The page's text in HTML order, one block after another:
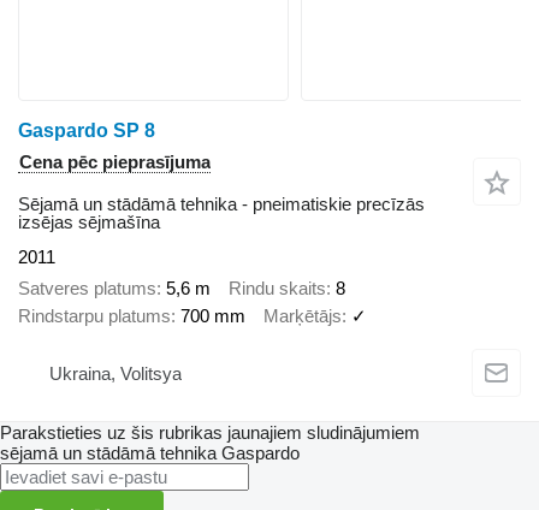
Gaspardo SP 8
Cena pēc pieprasījuma
Sējamā un stādāmā tehnika - pneimatiskie precīzās
izsējas sējmašīna
2011
Satveres platums 5,6 m Rindu skaits 8
Rindstarpu platums 700 mm Marķētājs ✓
Ukraina, Volitsya
Parakstieties uz šis rubrikas jaunajiem sludinājumiem
sējamā un stādāmā tehnika Gaspardo